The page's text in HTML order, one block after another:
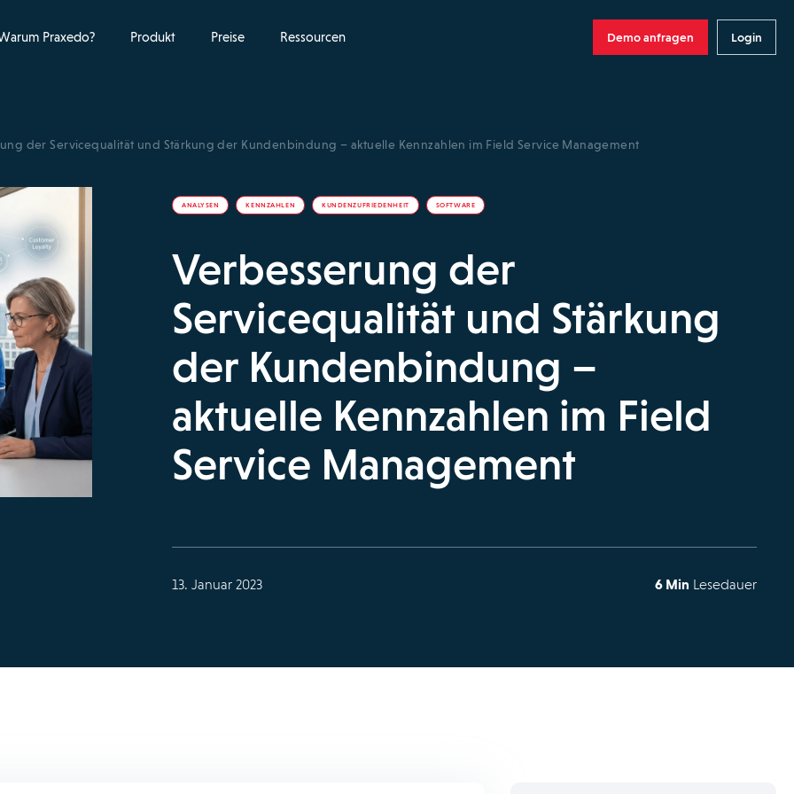
Praxedo? Produkt Preise Ressourcen Demo anfragen Login
der Servicequalität und Stärkung der Kundenbindung – aktuelle Kennzahlen im Field Service Management
ANALYSEN KENNZAHLEN KUNDENZUFRIEDENHEIT SOFTWARE
Verbesserung der
Servicequalität und Stärkung
der Kundenbindung –
aktuelle Kennzahlen im Field
Service Management
13. Januar 2023 6 Min Lesedauer